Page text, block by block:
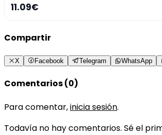
11.09€
Compartir
X Facebook Telegram WhatsApp
Comentarios (0)
Para comentar,inicia sesión.
Todavía no hay comentarios. Sé el